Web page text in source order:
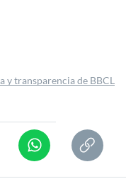
y transparencia de BBCL